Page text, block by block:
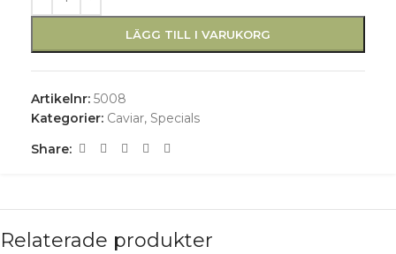
LÄGG TILL I VARUKORG
Artikelnr: 5008
Kategorier: Caviar, Specials
Share:
Relaterade produkter